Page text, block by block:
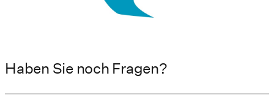
Haben Sie noch Fragen?